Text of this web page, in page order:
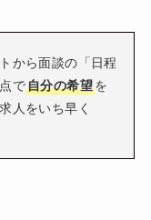
から面談の「日程
で自分の希望を
人をいち早く